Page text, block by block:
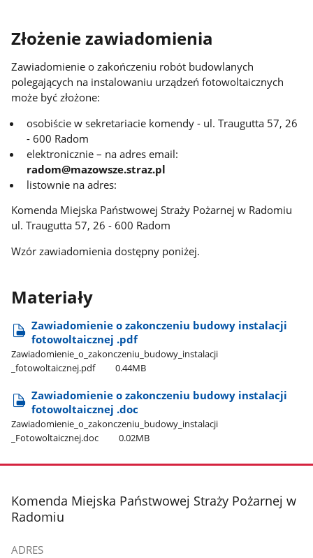
Złożenie zawiadomienia
Zawiadomienie o zakończeniu robót budowlanych
polegających na instalowaniu urządzeń fotowoltaicznych
może być złożone:
osobiście w sekretariacie komendy - ul. Traugutta 57, 26
- 600 Radom
elektronicznie – na adres email:
radom@mazowsze.straz.pl
listownie na adres:
Komenda Miejska Państwowej Straży Pożarnej w Radomiu
ul. Traugutta 57, 26 - 600 Radom
Wzór zawiadomienia dostępny poniżej.
Materiały
Zawiadomienie o zakonczeniu budowy instalacji
fotowoltaicznej .pdf
Zawiadomienie​_o​_zakonczeniu​_budowy​_instalacji​
_fotowoltaicznej.pdf
0.44MB
Zawiadomienie o zakonczeniu budowy instalacji
fotowoltaicznej .doc
Zawiadomienie​_o​_zakonczeniu​_budowy​_instalacji​
_Fotowoltaicznej.doc
0.02MB
stopka
Komenda Miejska Państwowej Straży Pożarnej w
Radomiu
ADRES